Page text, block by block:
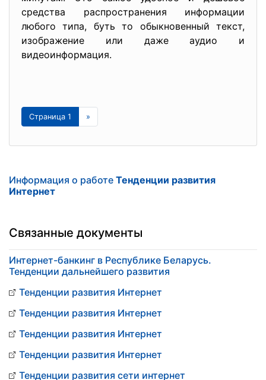
средства распространения информации
любого типа, буть то обыкновенный текст,
изображение или даже аудио и
видеоинформация.
Страница 1 »
Информация о работе Тенденции развития
Интернет
Связанные документы
Интернет-банкинг в Республике Беларусь.
Тенденции дальнейшего развития
Тенденции развития Интернет
Тенденции развития Интернет
Тенденции развития Интернет
Тенденции развития Интернет
Тенденции развития сети интернет